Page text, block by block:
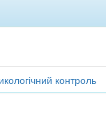
контроль